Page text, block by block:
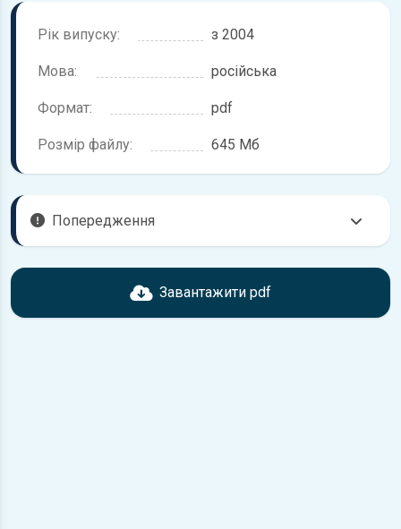
Рік випуску: з 2004
Мова: російська
Формат: pdf
Розмір файлу: 645 Мб
Попередження
Перед завантаженням ознайомтесь з характеристиками
BMW 1, що надані в книзі. Можливі розбіжності, якщо рік
Завантажити pdf